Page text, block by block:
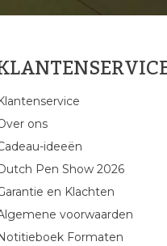
ons
ideeën
Pen Show 2026
en Klachten
voorwaarden
Formaten